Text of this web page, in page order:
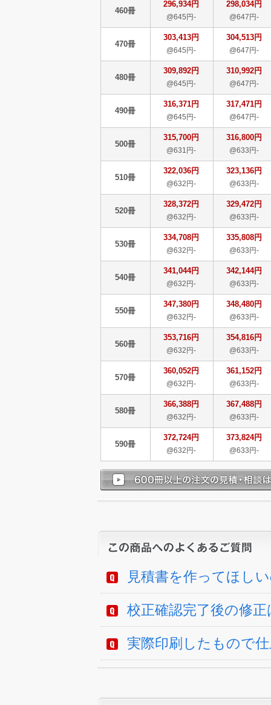
460冊
296,934円
@645円-
298,034円
@647円-
470冊
303,413円
@645円-
304,513円
@647円-
480冊
309,892円
@645円-
310,992円
@647円-
490冊
316,371円
@645円-
317,471円
@647円-
500冊
315,700円
@631円-
316,800円
@633円-
510冊
322,036円
@632円-
323,136円
@633円-
520冊
328,372円
@632円-
329,472円
@633円-
530冊
334,708円
@632円-
335,808円
@633円-
540冊
341,044円
@632円-
342,144円
@633円-
550冊
347,380円
@632円-
348,480円
@633円-
560冊
353,716円
@632円-
354,816円
@633円-
570冊
360,052円
@632円-
361,152円
@633円-
580冊
366,388円
@632円-
367,488円
@633円-
590冊
372,724円
@632円-
373,824円
@633円-
見積書を作ってほし
校正確認完了後の修
実際印刷したもので